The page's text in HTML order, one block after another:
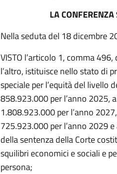
LA
Nella seduta del 18 dicembre
VISTO l’articolo 1, comma
l’altro, istituisce nello stato di
speciale per l’equità del livello
858.923.000 per l’anno 2025,
1.808.923.000 per l’anno
725.923.000 per l’anno 2029
della sentenza della Corte
squilibri economici e sociali e
persona;